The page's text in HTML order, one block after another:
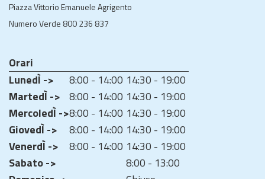
Piazza Vittorio Emanuele Agrigento
Numero Verde 800 236 837
Orari
LunedÌ ->
8:00 - 14:00 14:30 - 19:00
MartedÌ -> 8:00 - 14:00 14:30 - 19:00
MercoledÌ ->8:00 - 14:00 14:30 - 19:00
GiovedÌ ->
8:00 - 14:00 14:30 - 19:00
VenerdÌ ->
8:00 - 14:00 14:30 - 19:00
Sabato ->
8:00 - 13:00